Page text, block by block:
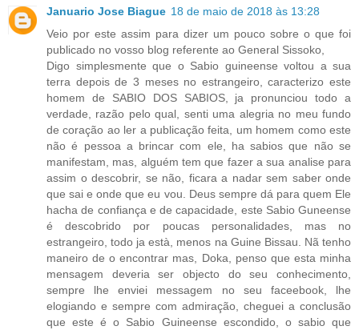
Januario Jose Biague 18 de maio de 2018 às 13:28
Veio por este assim para dizer um pouco sobre o que foi
publicado no vosso blog referente ao General Sissoko,
Digo simplesmente que o Sabio guineense voltou a sua
terra depois de 3 meses no estrangeiro, caracterizo este
homem de SABIO DOS SABIOS, ja pronunciou todo a
verdade, razão pelo qual, senti uma alegria no meu fundo
de coração ao ler a publicação feita, um homem como este
não é pessoa a brincar com ele, ha sabios que não se
manifestam, mas, alguém tem que fazer a sua analise para
assim o descobrir, se não, ficara a nadar sem saber onde
que sai e onde que eu vou. Deus sempre dá para quem Ele
hacha de confiança e de capacidade, este Sabio Guneense
é descobrido por poucas personalidades, mas no
estrangeiro, todo ja està, menos na Guine Bissau. Nã tenho
maneiro de o encontrar mas, Doka, penso que esta minha
mensagem deveria ser objecto do seu conhecimento,
sempre lhe enviei messagem no seu faceebook, lhe
elogiando e sempre com admiração, cheguei a conclusão
que este é o Sabio Guineense escondido, o sabio que